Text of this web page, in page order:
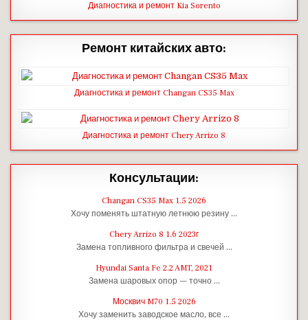
Диагностика и ремонт Kia Sorento
Ремонт китайских авто:
Диагностика и ремонт Changan CS35 Max
Диагностика и ремонт Chery Arrizo 8
Консультации:
Changan CS35 Max 1.5 2026
Хочу поменять штатную летнюю резину …
Chery Arrizo 8 1.6 2023г
Замена топливного фильтра и свечей …
Hyundai Santa Fe 2.2 AMT, 2021
Замена шаровых опор — точно …
Москвич M70 1.5 2026
Хочу заменить заводское масло, все …